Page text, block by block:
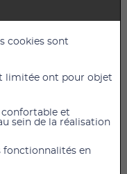
cookies sont
limitée ont pour objet
et
sein de la réalisation
fonctionnalités en